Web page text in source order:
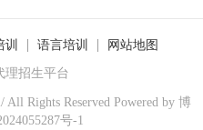
训 语言培训 网站地图
理招生平台
Rights Reserved Powered by 博
号-1